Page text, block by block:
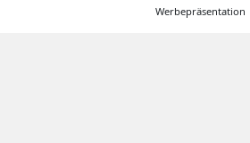
Werbepräsentation